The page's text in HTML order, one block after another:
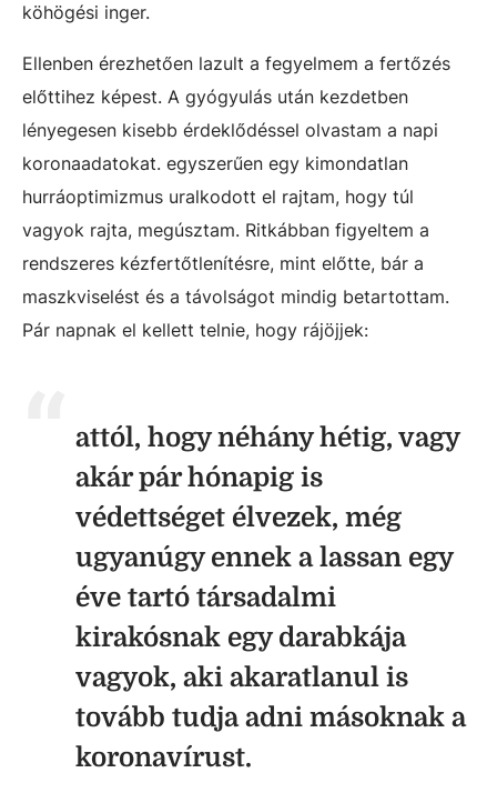
köhögési inger.
Ellenben érezhetően lazult a fegyelmem a fertőzés
előttihez képest. A gyógyulás után kezdetben
lényegesen kisebb érdeklődéssel olvastam a napi
koronaadatokat. egyszerűen egy kimondatlan
hurráoptimizmus uralkodott el rajtam, hogy túl
vagyok rajta, megúsztam. Ritkábban figyeltem a
rendszeres kézfertőtlenítésre, mint előtte, bár a
maszkviselést és a távolságot mindig betartottam.
Pár napnak el kellett telnie, hogy rájöjjek:
attól, hogy néhány hétig, vagy
akár pár hónapig is
védettséget élvezek, még
ugyanúgy ennek a lassan egy
éve tartó társadalmi
kirakósnak egy darabkája
vagyok, aki akaratlanul is
tovább tudja adni másoknak a
koronavírust.